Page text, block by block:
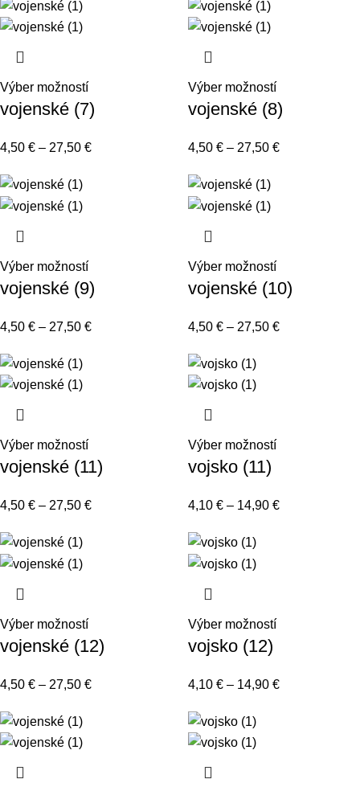
Výber možností
vojenské (7)
4,50 € – 27,50 €
Výber možností
vojenské (8)
4,50 € – 27,50 €
Výber možností
vojenské (9)
4,50 € – 27,50 €
Výber možností
vojenské (10)
4,50 € – 27,50 €
Výber možností
vojenské (11)
4,50 € – 27,50 €
Výber možností
vojsko (11)
4,10 € – 14,90 €
Výber možností
vojenské (12)
4,50 € – 27,50 €
Výber možností
vojsko (12)
4,10 € – 14,90 €